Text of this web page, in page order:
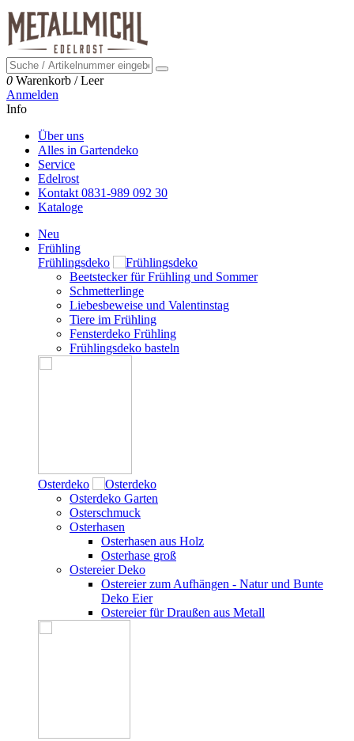
0 Warenkorb /Leer
Anmelden
Info
Über uns
Alles in Gartendeko
Service
Edelrost
Kontakt 0831-989 092 30
Kataloge
Neu
Frühling
Frühlingsdeko
Beetstecker für Frühling und Sommer
Schmetterlinge
Liebesbeweise und Valentinstag
Tiere im Frühling
Fensterdeko Frühling
Frühlingsdeko basteln
Osterdeko
Osterdeko Garten
Osterschmuck
Osterhasen
Osterhasen aus Holz
Osterhase groß
Ostereier Deko
Ostereier zum Aufhängen - Natur und Bunte
Deko Eier
Ostereier für Draußen aus Metall